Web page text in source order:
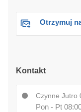
Otrzymuj
Kontakt
Czynne Jutro
Pon - Pt